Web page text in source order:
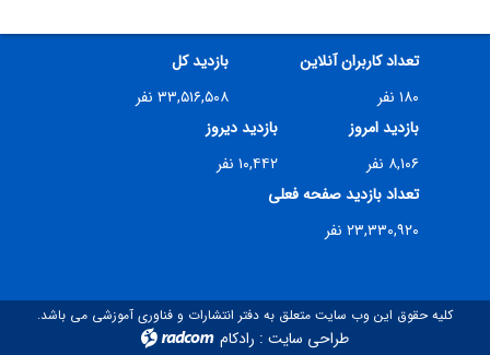
تعداد کاربران آنلاین
۱۸۰ نفر
بازدید کل
۳۳,۵۱۶,۵۰۸ نفر
بازدید امروز
۸,۱۰۶ نفر
بازدید دیروز
۱۰,۴۴۲ نفر
تعداد بازدید صفحه فعلی
۲۳,۳۳۰,۹۲۰ نفر
کلیه حقوق این وب سایت متعلق به دفتر انتشارات و فناوری آموزشی می باشد.
طراحی سایت : رادکام radcom